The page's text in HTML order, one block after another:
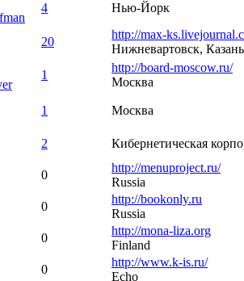
4 Нью-Йорк
20
http://max-
Нижневартовск, Казань
1
http://board-moscow.ru/
Москва
1 Москва
2 Кибернетическая
0
http://menuproject.ru/
Russia
0
http://bookonly.ru
Russia
0
http://mona-liza.org
Finland
0
http://www.k-is.ru/
Echo